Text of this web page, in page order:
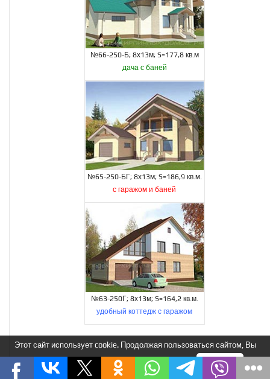
№66-250-Б; 8х13м; S=177,8 кв.м
дача с баней
№65-250-БГ; 8х13м; S=186,9 кв.м.
с гаражом и баней
№63-250Г; 8х13м; S=164,2 кв.м.
удобный коттедж с гаражом
Возникли вопросы по проекту?
Этот сайт использует cookie. Продолжая пользоваться сайтом, Вы
соглашаетесь на использование нами cookie. Я понимаю